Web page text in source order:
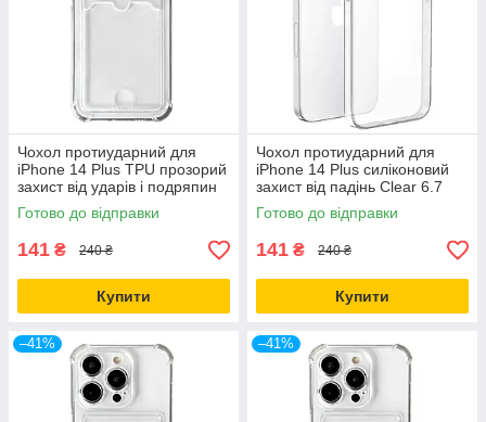
Чохол протиударний для
iPhone 14 Plus TPU прозорий
захист від ударів і подряпин
Готово до відправки
141 ₴ 240 ₴
Купити
Чохол протиударний для
iPhone 14 Plus силіконовий
захист від падінь Clear 6.7
дюйма
Готово до відправки
141 ₴ 240 ₴
Купити
–41% –41%